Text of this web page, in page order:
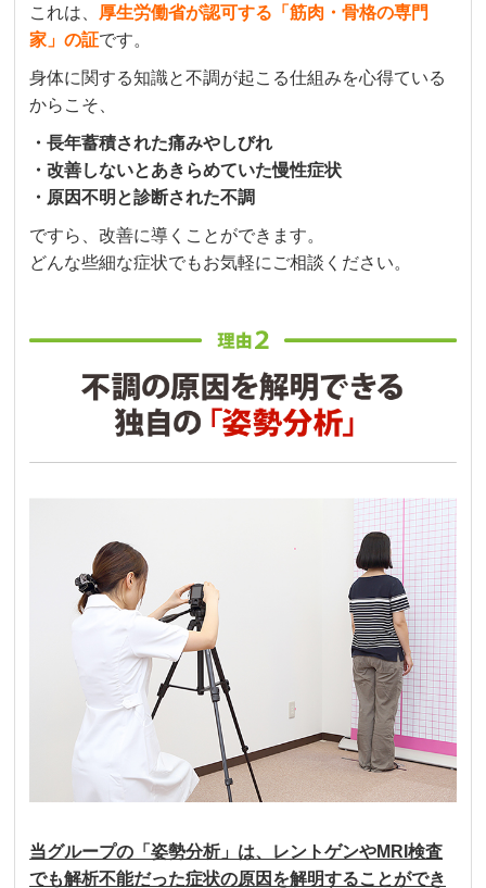
これは、 厚生労働省が認可する「筋肉・骨格の専門
家」の証です。
身体に関する知識と不調が起こる仕組みを心得ている
からこそ、
・長年蓄積された痛みやしびれ
・改善しないとあきらめていた慢性症状
・原因不明と診断された不調
ですら、改善に導くことができます。
どんな些細な症状でもお気軽にご相談ください。
当グループの「姿勢分析」は、レントゲンやMRI検査
でも解析不能だった症状の原因を解明することができ